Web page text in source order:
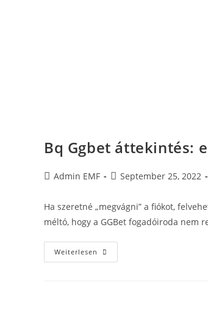
Bq Ggbet áttekintés:
Admin EMF September 25, 2022
Ha szeretné „megvágni” a fiókot,
méltó, hogy a GGBet fogadóiroda nem
Weiterlesen